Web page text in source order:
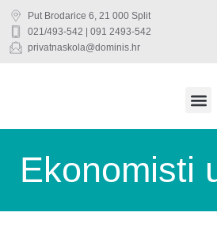
Put Brodarice 6, 21 000 Split
021/493-542 | 091 2493-542
privatnaskola@dominis.hr
Ekonomisti